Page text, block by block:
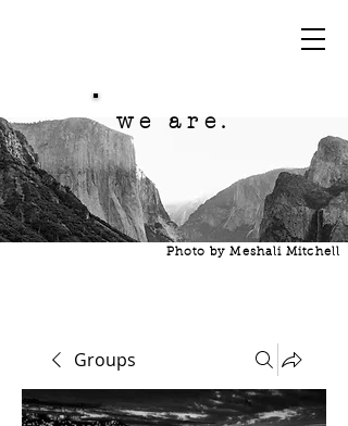
we are.
Photo by Meshali Mitchell
Groups